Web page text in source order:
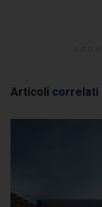
Articoli correlati